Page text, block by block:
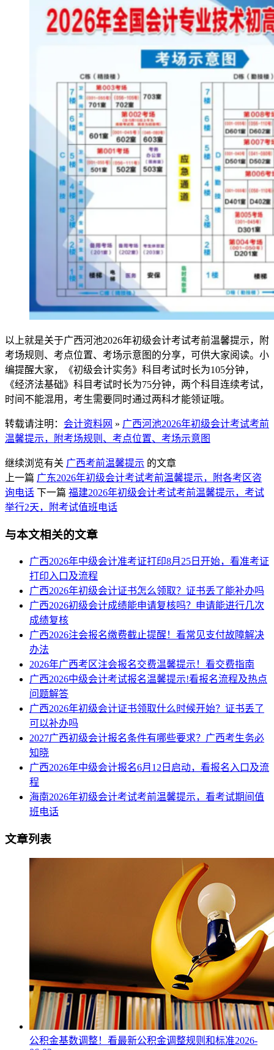
以上就是关于广西河池2026年初级会计考试考前温馨提示，附
考场规则、考点位置、考场示意图的分享，可供大家阅读。小
编提醒大家，《初级会计实务》科目考试时长为105分钟，
《经济法基础》科目考试时长为75分钟，两个科目连续考试，
时间不能混用，考生需要同时通过两科才能领证哦。
转载请注明： 会计资料网 » 广西河池2026年初级会计考试考前
温馨提示，附考场规则、考点位置、考场示意图
继续浏览有关 广西考前温馨提示 的文章
上一篇 广东2026年初级会计考试考前温馨提示，附各考区咨
询电话 下一篇 福建2026年初级会计考试考前温馨提示，考试
举行2天，附考试值班电话
与本文相关的文章
广西2026年中级会计准考证打印8月25日开始，看准考证
打印入口及流程
广西2026年初级会计证书怎么领取？证书丢了能补办吗
广西2026初级会计成绩能申请复核吗？申请能进行几次
成绩复核
广西2026注会报名缴费截止提醒！看常见支付故障解决
办法
​2026年广西考区注会报名交费温馨提示！看交费指南
广西2026中级会计考试报名温馨提示!看报名流程及热点
问题解答
广西2026年初级会计证书领取什么时候开始？证书丢了
可以补办吗
2027广西初级会计报名条件有哪些要求？广西考生务必
知晓
广西2026年中级会计报名6月12日启动，看报名入口及流
程
海南2026年初级会计考试考前温馨提示，看考试期间值
班电话
文章列表
公积金基数调整！看最新公积金调整规则和标准2026-